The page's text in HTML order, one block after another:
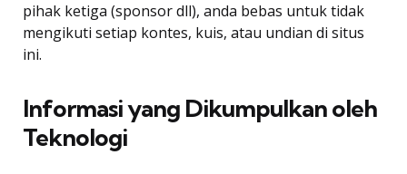
pihak ketiga (sponsor dll), anda bebas untuk tidak
mengikuti setiap kontes, kuis, atau undian di situs
ini.
Informasi yang Dikumpulkan oleh
Teknologi